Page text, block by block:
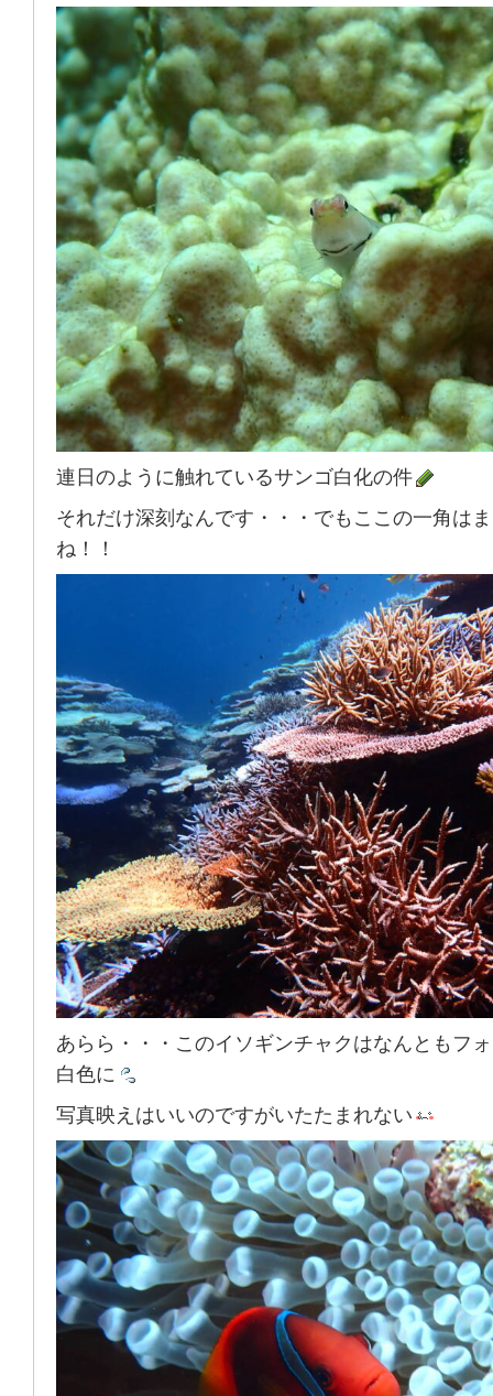
連日のように触れているサンゴ白化の件
それだけ深刻なんです・・・でもここの一角は
ね！！
あらら・・・このイソギンチャクはなんともフ
白色に
写真映えはいいのですがいたたまれない